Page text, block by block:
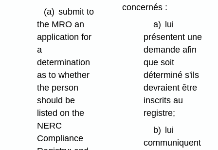
(a) submit to
the MRO an
application for
a
determination
as to whether
the person
should be
listed on the
NERC
Compliance
concernés :
a) lui
présentent une
demande afin
que soit
déterminé s'ils
devraient être
inscrits au
registre;
b) lui
communiquent